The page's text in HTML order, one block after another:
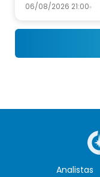
06/08/2026 21:00
Analistas